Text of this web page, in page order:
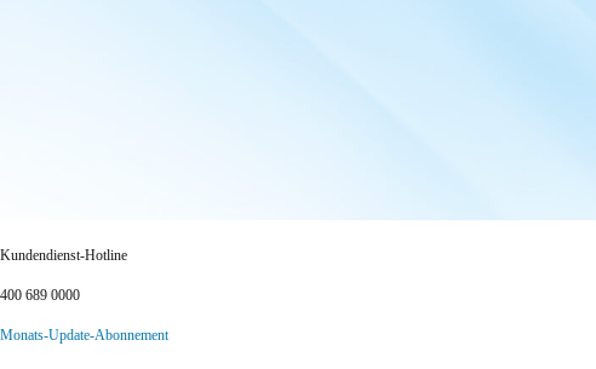
Kundendienst-Hotline
400 689 0000
Monats-Update-Abonnement